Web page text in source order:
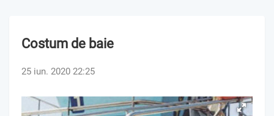
Costum de baie
25 iun. 2020 22:25